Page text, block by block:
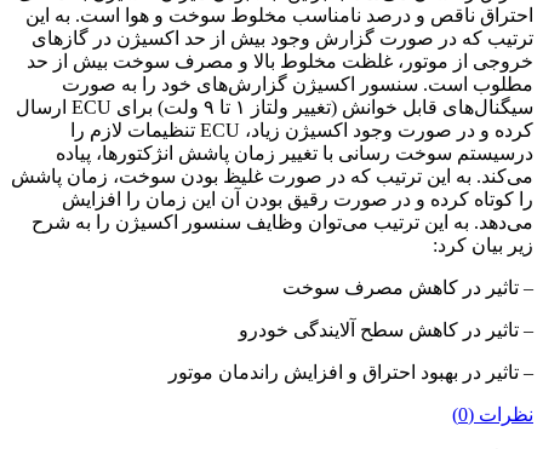
احتراق ناقص و درصد نامناسب مخلوط سوخت و هوا است. به این
ترتیب که در صورت گزارش وجود بیش از حد اکسیژن در گازهای
خروجی از موتور، غلظت مخلوط بالا و مصرف سوخت بیش از حد
مطلوب است. سنسور اکسیژن گزارش‌های خود را به صورت
سیگنال‌های قابل خوانش (تغییر ولتاز ۱ تا ۹ ولت) برای ECU ارسال
کرده و در صورت وجود اکسیژن زیاد، ECU تنظیمات لازم را
درسیستم سوخت رسانی با تغییر زمان پاشش انژکتورها، پیاده
می‌کند. به این ترتیب که در صورت غلیظ بودن سوخت، زمان پاشش
را کوتاه کرده و در صورت رقیق بودن آن این زمان را افزایش
می‌دهد. به این ترتیب می‌توان وظایف سنسور اکسیژن را به شرح
زیر بیان کرد:
– تاثیر در کاهش مصرف سوخت
– تاثیر در کاهش سطح آلایندگی خودرو
– تاثیر در بهبود احتراق و افزایش راندمان موتور
نظرات (0)